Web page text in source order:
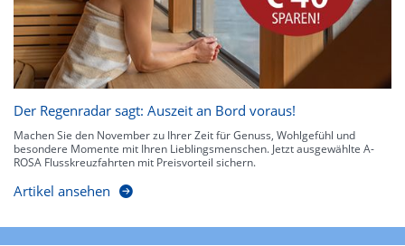
Der Regenradar sagt: Auszeit an Bord voraus!
Machen Sie den November zu Ihrer Zeit für Genuss, Wohlgefühl und
besondere Momente mit Ihren Lieblingsmenschen. Jetzt ausgewählte A-
ROSA Flusskreuzfahrten mit Preisvorteil sichern.
Artikel ansehen